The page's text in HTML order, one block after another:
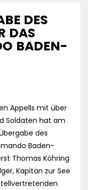
DES
DAS
BADEN-
Appells mit über
Soldaten hat am
des
Baden-
Thomas Köhring
Kapitän zur See